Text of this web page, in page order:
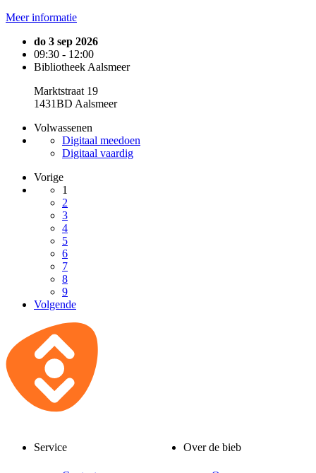
Meer informatie
do 3 sep 2026
09:30 - 12:00
Bibliotheek Aalsmeer
Marktstraat 19
1431BD Aalsmeer
Volwassenen
Digitaal meedoen
Digitaal vaardig
Vorige
1
2
3
4
5
6
7
8
9
Volgende
Service Over de bieb